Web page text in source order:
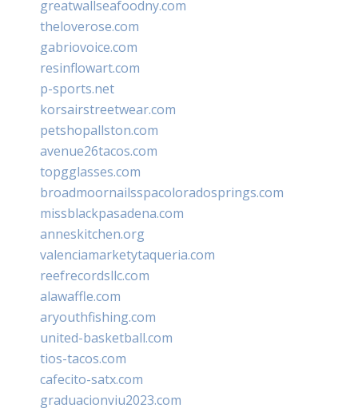
greatwallseafoodny.com
theloverose.com
gabriovoice.com
resinflowart.com
p-sports.net
korsairstreetwear.com
petshopallston.com
avenue26tacos.com
topgglasses.com
broadmoornailsspacoloradosprings.com
missblackpasadena.com
anneskitchen.org
valenciamarketytaqueria.com
reefrecordsllc.com
alawaffle.com
aryouthfishing.com
united-basketball.com
tios-tacos.com
cafecito-satx.com
graduacionviu2023.com